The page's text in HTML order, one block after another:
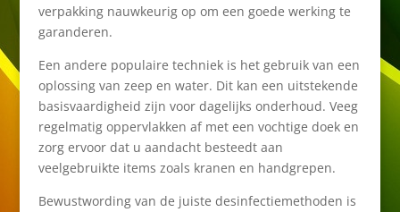
verpakking nauwkeurig op om een goede werking te
garanderen.
Een andere populaire techniek is het gebruik van een
oplossing van zeep en water. Dit kan een uitstekende
basisvaardigheid zijn voor dagelijks onderhoud. Veeg
regelmatig oppervlakken af met een vochtige doek en
zorg ervoor dat u aandacht besteedt aan
veelgebruikte items zoals kranen en handgrepen.
Bewustwording van de juiste desinfectiemethoden is